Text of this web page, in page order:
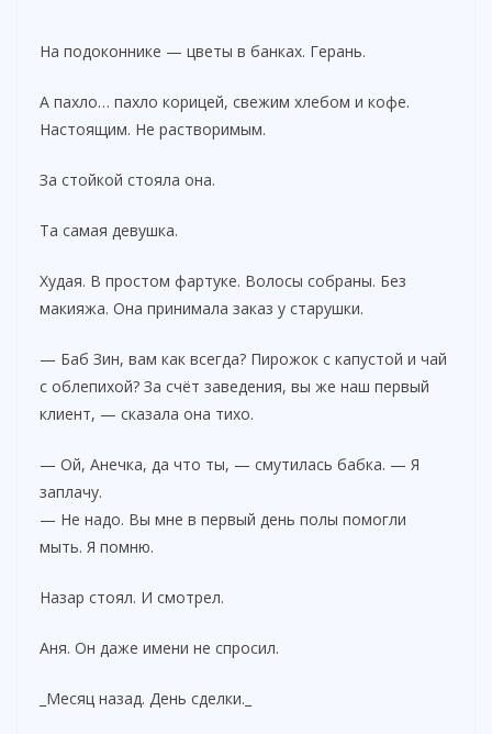
На подоконнике — цветы в банках. Герань.
А пахло… пахло корицей, свежим хлебом и кофе.
Настоящим. Не растворимым.
За стойкой стояла она.
Та самая девушка.
Худая. В простом фартуке. Волосы собраны. Без
макияжа. Она принимала заказ у старушки.
— Баб Зин, вам как всегда? Пирожок с капустой и чай
с облепихой? За счёт заведения, вы же наш первый
клиент, — сказала она тихо.
— Ой, Анечка, да что ты, — смутилась бабка. — Я
заплачу.
— Не надо. Вы мне в первый день полы помогли
мыть. Я помню.
Назар стоял. И смотрел.
Аня. Он даже имени не спросил.
_Месяц назад. День сделки._